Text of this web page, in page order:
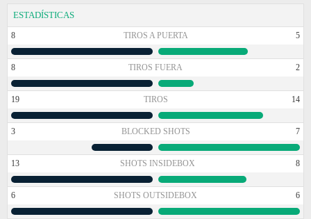
ESTADÍSTICAS
8 TIROS A PUERTA 5
8 TIROS FUERA 2
19 TIROS 14
3 BLOCKED SHOTS 7
13 SHOTS INSIDEBOX 8
6 SHOTS OUTSIDEBOX 6